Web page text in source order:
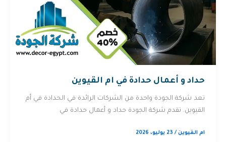
حداد و أعمال حدادة في ام القيوين
تعد شركة الجودة واحدة من الشركات الرائدة في الحدادة في أم
القيوين. تقدم شركة الجودة حداد و أعمال حدادة في
ام القيوين/ 23 يوليو، 2026